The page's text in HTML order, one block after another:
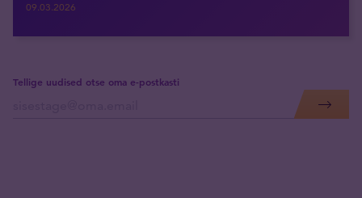
09.03.2026
Tellige uudised otse oma e-postkasti